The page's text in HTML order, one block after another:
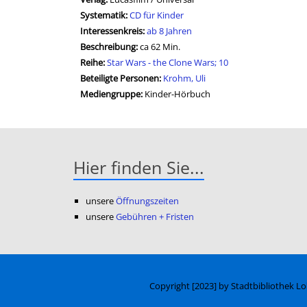
opens in new tab
Diesen Link in neuem Tab öffnen
Systematik:Suche nach dieser Systematik
CD für Kinder
Interessenkreis:Suche nach diesem Interessenskreis
ab 8 Jahren
Beschreibung:ca 62 Min.
Reihe:Star Wars - the Clone Wars; 10
Beteiligte Personen: Suche nach dieser Beteiligten Person
Krohm, Uli
Mediengruppe: Kinder-Hörbuch
Hier finden Sie...
unsereÖffnungszeiten
unsereGebühren + Fristen
Copyright [2023] by Stadtbibliothek